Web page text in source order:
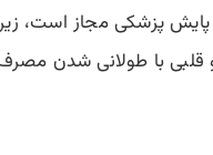
پزشکی مجاز است،
با طولانی شدن